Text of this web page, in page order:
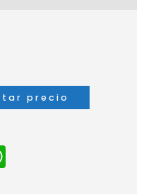
precio
WhatsApp